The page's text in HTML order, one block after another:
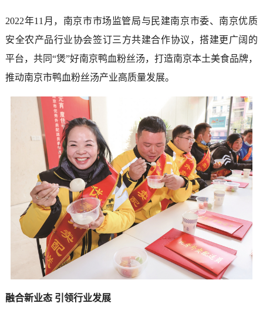
2022年11月，南京市市场监管局与民建南京市委、南京优质
安全农产品行业协会签订三方共建合作协议，搭建更广阔的
平台，共同“煲”好南京鸭血粉丝汤，打造南京本土美食品牌，
推动南京市鸭血粉丝汤产业高质量发展。
融合新业态 引领行业发展